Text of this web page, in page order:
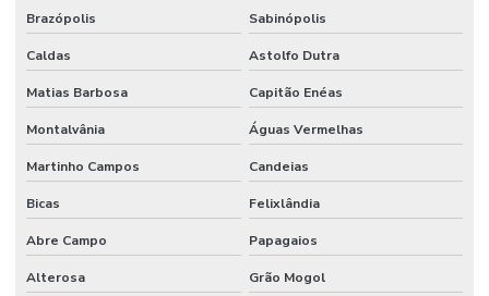
Brazópolis Sabinópolis
Caldas Astolfo Dutra
Matias Barbosa Capitão Enéas
Montalvânia Águas Vermelhas
Martinho Campos Candeias
Bicas Felixlândia
Abre Campo Papagaios
Alterosa Grão Mogol